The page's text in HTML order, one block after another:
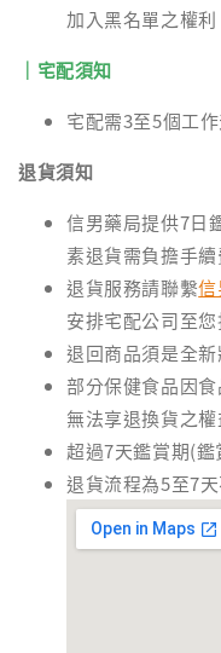
加入黑名單之權利
｜宅配須知
宅配需3至5個工
退貨須知
信男藥局提供7日
素退貨需負擔手續
退貨服務請聯繫
安排宅配公司至
退回商品須是全新
部分保健食品因
無法享退換貨之權
超過7天鑑賞期(鑑
退貨流程為5至7天